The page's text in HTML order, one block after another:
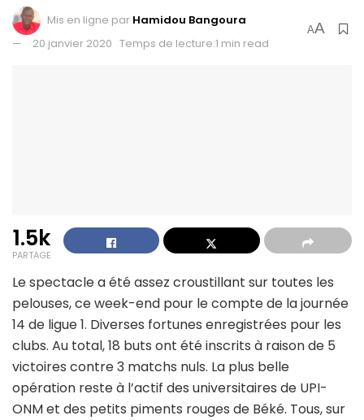
Mis en ligne par Hamidou Bangoura
20 janvier 2020 Temps de lecture:1 min read
AA
1.5k
PARTAGE
Le spectacle a été assez croustillant sur toutes les
pelouses, ce week-end pour le compte de la journée
14 de ligue 1. Diverses fortunes enregistrées pour les
clubs. Au total, 18 buts ont été inscrits à raison de 5
victoires contre 3 matchs nuls. La plus belle
opération reste à l’actif des universitaires de UPI-
ONM et des petits piments rouges de Béké. Tous, sur